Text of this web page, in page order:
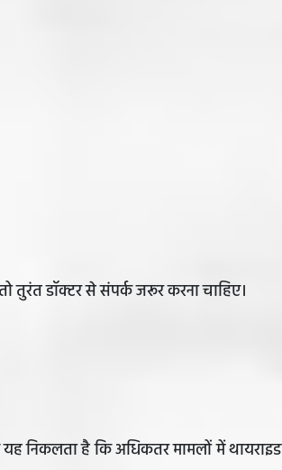
तुरंत डॉक्टर से संपर्क जरूर करना चाहिए।
निकलता है कि अधिकतर मामलों में थायराइड